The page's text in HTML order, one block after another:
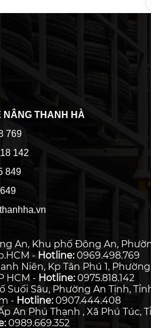
NÂNG THANH HÀ
769
142
849
An, Khu phố Đông An,
- Hotline:0969.498.769
Niên, Kp Tân Phú 1,
HCM - Hotline:0975.818.142
Suối Sâu, Phường An Tịnh,
- Hotline:0907.444.408
An Phú Thạnh , Xã Phú Túc,
0989.669.352